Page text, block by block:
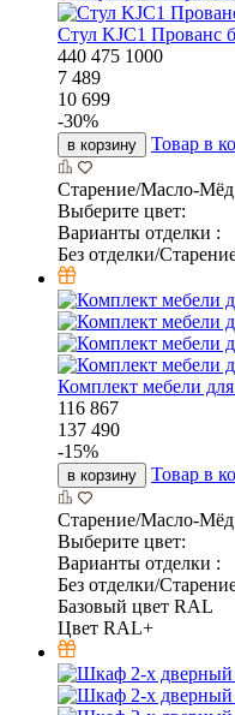
Стул KJC1 Прованс
440 475 1000
7 489
10 699
-30%
в корзину Товар в
Старение/Масло-
Выберите цвет:
Варианты отделки :
Без отделки/
Комплект мебели
116 867
137 490
-15%
в корзину Товар в
Старение/Масло-
Выберите цвет:
Варианты отделки :
Без отделки/
Базовый цвет RAL
Цвет RAL+